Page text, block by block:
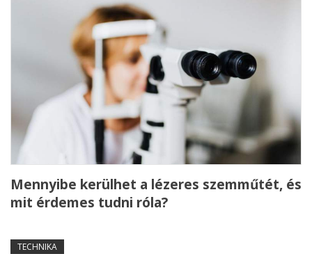
Mennyibe kerülhet a lézeres szemműtét, és
mit érdemes tudni róla?
TECHNIKA